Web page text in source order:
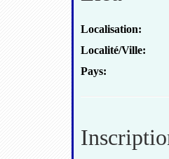
Localisation:
Localité/Ville:
Pays: